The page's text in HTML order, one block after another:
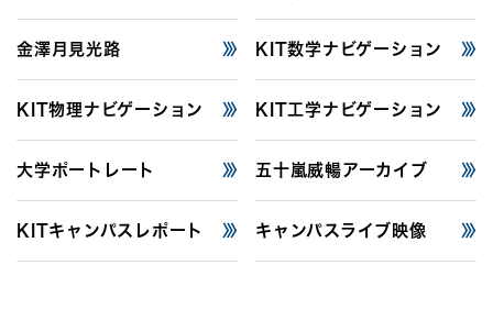
金澤月見光路 KIT数学ナビゲーション
KIT物理ナビゲーション KIT工学ナビゲーション
大学ポートレート 五十嵐威暢アーカイブ
KITキャンパスレポート キャンパスライブ映像